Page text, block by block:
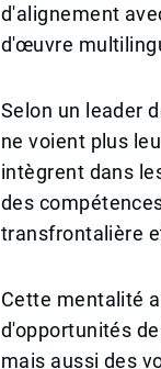
d'alignement
d'œuvre
Selon un leader
ne voient plus
intègrent dans
des
transfrontalière
Cette mentalité
d'opportunités
mais aussi des